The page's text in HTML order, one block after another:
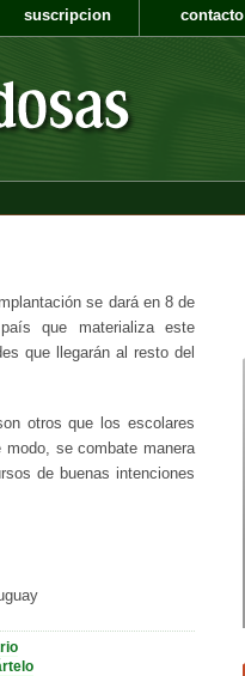
suscripcion contacto
se dará en 8 de
que materializa este
que llegarán al resto del
otros que los escolares
se combate manera
de buenas intenciones